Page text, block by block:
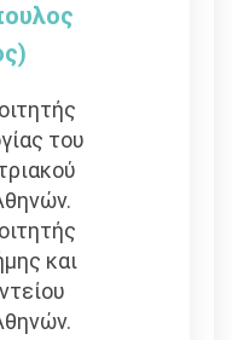
του
και